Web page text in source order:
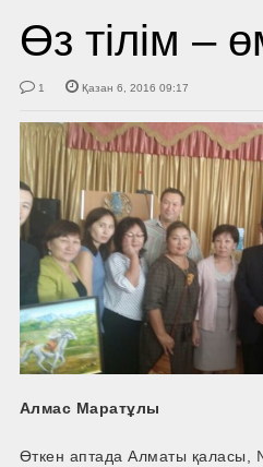
Өз тілім –
1 Қазан 6, 2016 09:17
Алмас Маратұлы
Өткен аптада Алматы қаласы,